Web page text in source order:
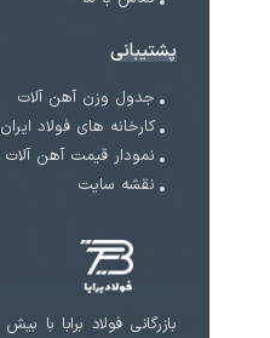
پشتیبانی
جدول وزن آهن آلات
کارخانه های فولاد ایران
نمودار قیمت آهن آلات
نقشه سایت